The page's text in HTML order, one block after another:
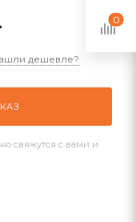
дешевле?
свяжутся с вами и
0